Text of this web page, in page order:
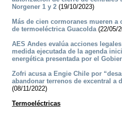
Norgener 1 y 2 (19/10/2023)
Más de cien cormoranes mueren a
de termoeléctrica Guacolda(22/05/
AES Andes evalúa acciones
medida ejecutada de la agenda
energética presentada por el
Zofri acusa a Engie Chile por
abandonar terrenos de excentral a
(08/11/2022)
Termoeléctricas